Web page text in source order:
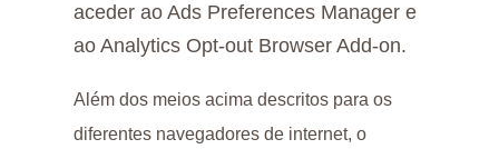
aceder ao Ads Preferences Manager e
ao Analytics Opt-out Browser Add-on.
Além dos meios acima descritos para os
diferentes navegadores de internet, o